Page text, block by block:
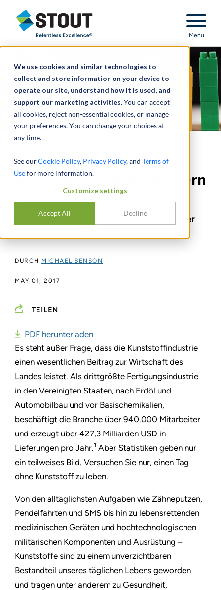
We use cookies and similar technologies to
collect and store information on your device to
operate our site, understand how it is used, and
support our marketing activities.You can accept
all cookies, reject non-essential cookies, or manage
your preferences. You can change your choices at
any time.
See ourCookie Policy, Privacy Policy, and Terms of
Usefor more information.
Customize settings
Accept All Decline
Stout Relentless Excellence
Menu
Den Geschäftswert in der
Kunststoffbranche steigern
Kunststoffverarbeiter können ihre
Unternehmensbewertung nun anhand einiger
DURCH MICHAEL BENSON
MAY 01, 2017
TEILEN
PDF herunterladen
Es steht außer Frage, dass die Kunststoffindustrie
einen wesentlichen Beitrag zur Wirtschaft des
Landes leistet. Als drittgrößte Fertigungsindustrie
in den Vereinigten Staaten, nach Erdöl und
Automobilbau und vor Basischemikalien,
beschäftigt die Branche über 940.000 Mitarbeiter
und erzeugt über 427,3 Milliarden USD in
Lieferungen pro Jahr.1 Aber Statistiken geben nur
ein teilweises Bild. Versuchen Sie nur, einen Tag
ohne Kunststoff zu leben.
Von den alltäglichsten Aufgaben wie Zähneputzen,
Pendelfahrten und SMS bis hin zu lebensrettenden
medizinischen Geräten und hochtechnologischen
militärischen Komponenten und Ausrüstung –
Kunststoffe sind zu einem unverzichtbaren
Bestandteil unseres täglichen Lebens geworden
und tragen unter anderem zu Gesundheit,